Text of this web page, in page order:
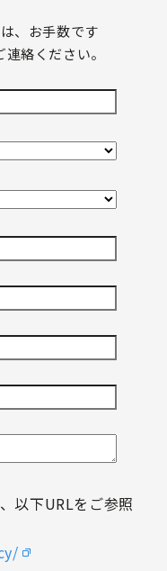
、お手数です
連絡ください。
以下URLをご参照